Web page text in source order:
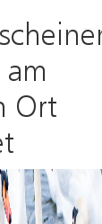
Ort